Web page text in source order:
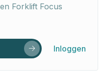
Forklift Focus
Inloggen